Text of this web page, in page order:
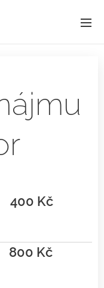
400 Kč
800 Kč